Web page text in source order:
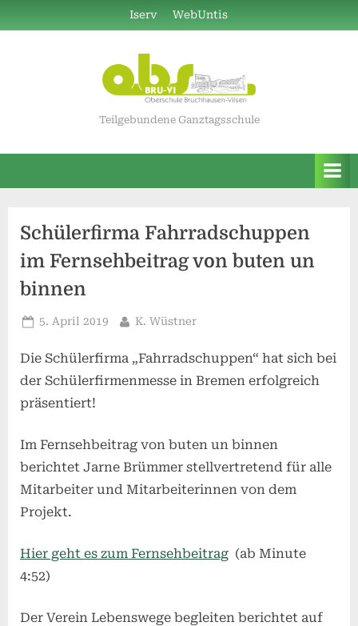
to
Iserv WebUntis
Teilgebundene Ganztagsschule
Schülerfirma Fahrradschuppen
im Fernsehbeitrag von buten un
binnen
Posted
5. April 2019 By
K. Wüstner
Die Schülerfirma „Fahrradschuppen“ hat sich bei
der Schülerfirmenmesse in Bremen erfolgreich
präsentiert!
Im Fernsehbeitrag von buten un binnen
berichtet Jarne Brümmer stellvertretend für alle
Mitarbeiter und Mitarbeiterinnen von dem
Projekt.
Hier geht es zum Fernsehbeitrag (ab Minute
4:52)
Der Verein Lebenswege begleiten berichtet auf